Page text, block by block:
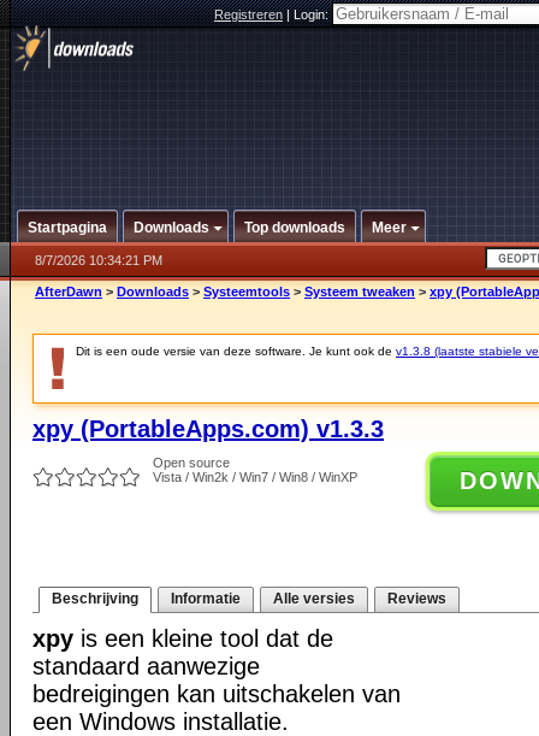
Registreren|Login:
Startpagina Downloads Top downloads Meer
8/7/2026 10:34:21 PM
AfterDawn > Downloads > Systeemtools > Systeem tweaken > xpy
Dit is een oude versie van deze software. Je kunt ook de v1.3.8 (laatste stabiele
xpy (PortableApps.com) v1.3.3
Open source
Vista / Win2k / Win7 / Win8 / WinXP
Beschrijving Informatie Alle versies Reviews
xpy is een kleine tool dat de
standaard aanwezige
bedreigingen kan uitschakelen van
een Windows installatie.